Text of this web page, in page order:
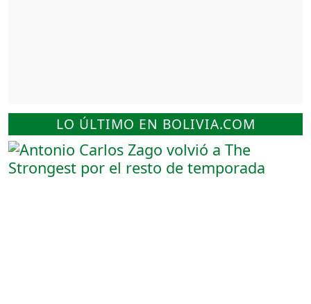
LO ÚLTIMO EN BOLIVIA.COM